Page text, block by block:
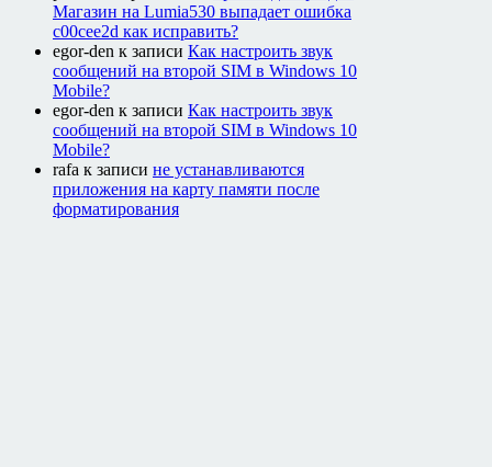
Магазин на Lumia530 выпадает ошибка
c00cee2d как исправить?
egor-den к записи Как настроить звук
сообщений на второй SIM в Windows 10
Mobile?
egor-den к записи Как настроить звук
сообщений на второй SIM в Windows 10
Mobile?
rafa к записи не устанавливаются
приложения на карту памяти после
форматирования